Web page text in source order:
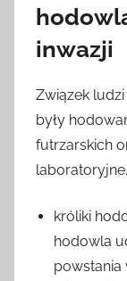
inwazji
Związek
były
futrzarskich
króliki
hodowla
powstania